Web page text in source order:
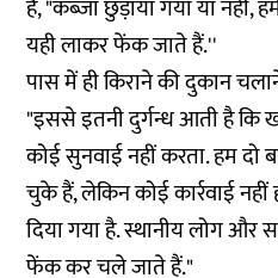
हैं, "कब्जा छुड़ाया गया या नहीं,
यही लाकर फेंक जाते हैं.''
पास में ही किराने की दुकान
"इससे इतनी दुर्गन्ध आती है कि
कोई सुनवाई नहीं करता. हम दो
चुके हैं, लेकिन कोई कार्रवाई नहीं
दिया गया है. स्थानीय लोग और
फेंक कर चले जाते हैं."